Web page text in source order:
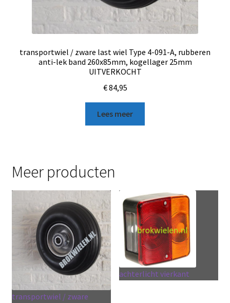
transportwiel / zware last wiel Type 4-091-A, rubberen
anti-lek band 260x85mm, kogellager 25mm
UITVERKOCHT
€84,95
Lees meer
Meer producten
transportwiel / zware
achterlicht vierkant